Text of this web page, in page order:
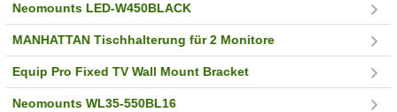
Neomounts LED-W450BLACK
MANHATTAN Tischhalterung für 2 Monitore
Equip Pro Fixed TV Wall Mount Bracket
Neomounts WL35-550BL16